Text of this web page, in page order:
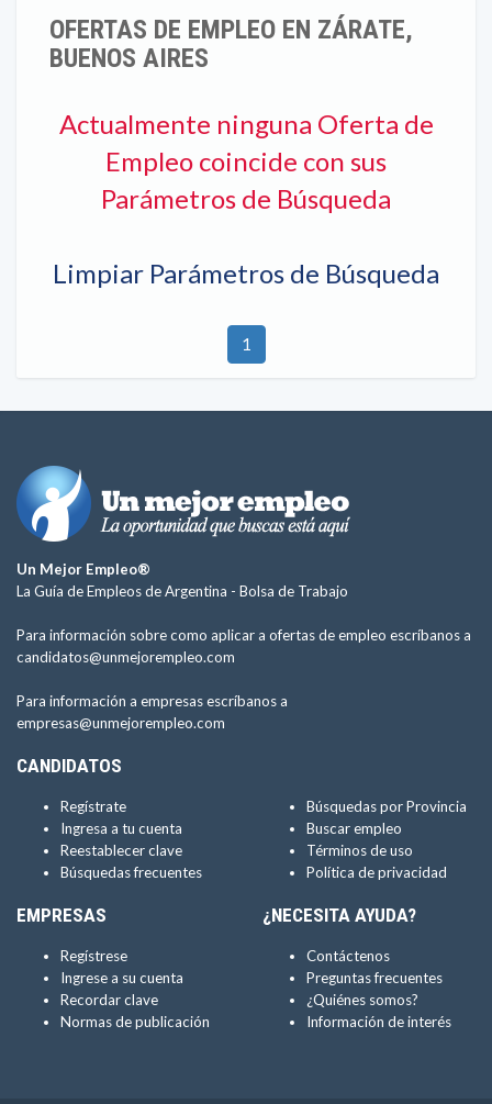
OFERTAS DE EMPLEO EN ZÁRATE,
BUENOS AIRES
Actualmente ninguna Oferta de
Empleo coincide con sus
Parámetros de Búsqueda
Limpiar Parámetros de Búsqueda
1
Un Mejor Empleo®
La Guía de Empleos de Argentina - Bolsa de Trabajo
Para información sobre como aplicar a ofertas de empleo escríbanos a
candidatos@unmejorempleo.com
Para información a empresas escríbanos a
empresas@unmejorempleo.com
CANDIDATOS
Regístrate
Ingresa a tu cuenta
Reestablecer clave
Búsquedas frecuentes
Búsquedas por Provincia
Buscar empleo
Términos de uso
Política de privacidad
EMPRESAS
Regístrese
Ingrese a su cuenta
Recordar clave
Normas de publicación
¿NECESITA AYUDA?
Contáctenos
Preguntas frecuentes
¿Quiénes somos?
Información de interés